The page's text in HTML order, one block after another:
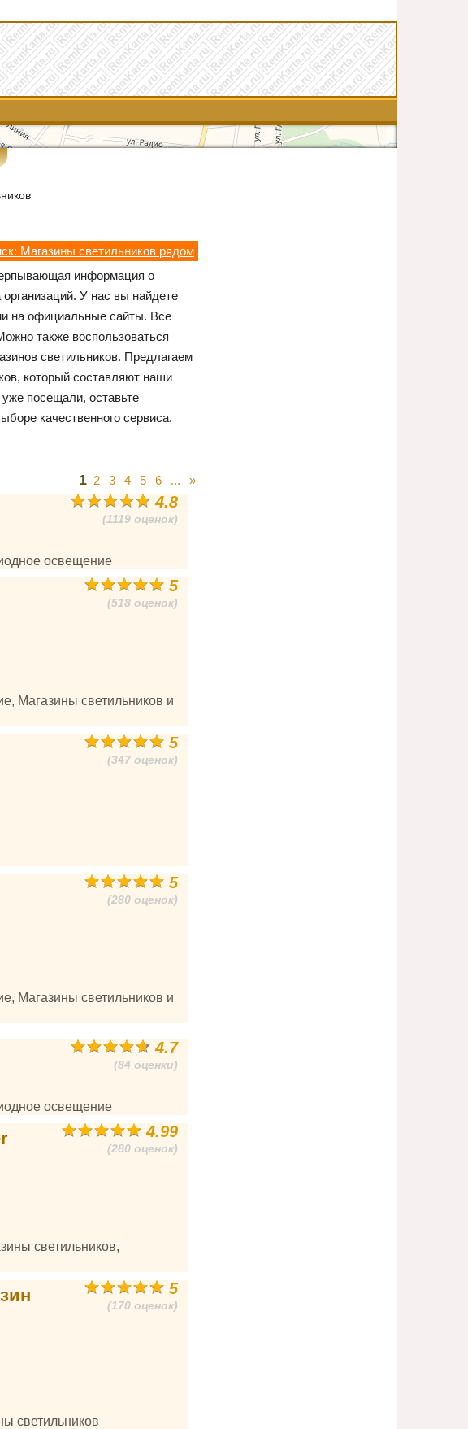
Магазины светильников рядом
информация о
У нас вы найдете
на официальные сайты. Все
также воспользоваться
светильников. Предлагаем
который составляют наши
посещали, оставьте
качественного сервиса.
1 2 3 4 5 6 ... »
4.8
(1119 оценок)
освещение
5
(518 оценок)
Магазины светильников и
5
(347 оценок)
5
(280 оценок)
Магазины светильников и
4.7
(84 оценки)
освещение
4.99
(280 оценок)
светильников,
5
(170 оценок)
светильников